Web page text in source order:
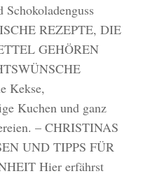
REZEPTE, DIE
GEHÖREN
Kekse,
Kuchen und ganz
– CHRISTINAS
UND TIPPS FÜR
Hier erfährst